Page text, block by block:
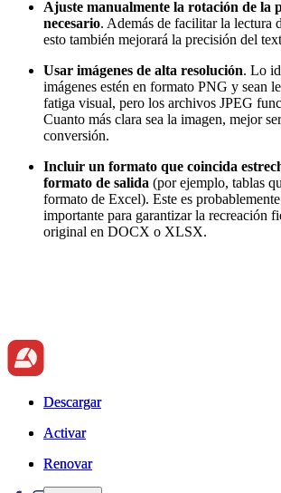
Ajuste manualmente la rotación de la
necesario. Además de facilitar la lectura
esto también mejorará la precisión del
Usar imágenes de alta resolución. Lo
imágenes estén en formato PNG y sean
fatiga visual, pero los archivos JPEG
Cuanto más clara sea la imagen, mejor
conversión.
Incluir un formato que coincida
formato de salida (por ejemplo, tablas
formato de Excel). Este es
importante para garantizar la recreación
original en DOCX o XLSX.
Descargar
Activar
Renovar
Descargar
Activar
Renovar